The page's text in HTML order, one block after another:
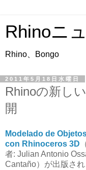
Rhinoニ
Rhino、Bongo
2011年5月18日水曜日
Rhinoの新し
開
Modelado de
con Rhinoceros 3D
者: Julian Antonio
Cantaño）が出版され